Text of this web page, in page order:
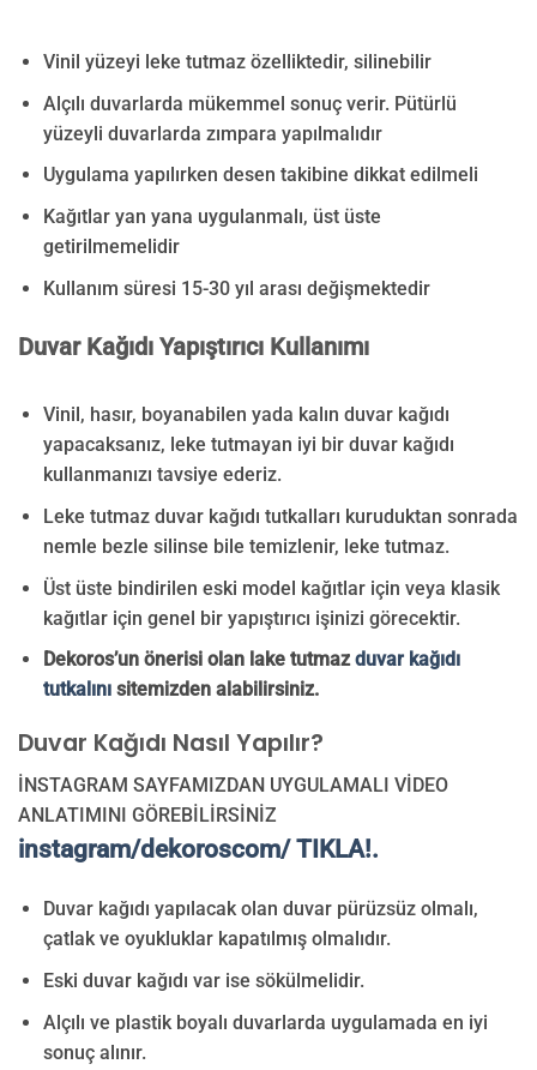
Vinil yüzeyi leke tutmaz özelliktedir, silinebilir
Alçılı duvarlarda mükemmel sonuç verir. Pütürlü
yüzeyli duvarlarda zımpara yapılmalıdır
Uygulama yapılırken desen takibine dikkat edilmeli
Kağıtlar yan yana uygulanmalı, üst üste
getirilmemelidir
Kullanım süresi 15-30 yıl arası değişmektedir
Duvar Kağıdı Yapıştırıcı Kullanımı
Vinil, hasır, boyanabilen yada kalın duvar kağıdı
yapacaksanız, leke tutmayan iyi bir duvar kağıdı
kullanmanızı tavsiye ederiz.
Leke tutmaz duvar kağıdı tutkalları kuruduktan sonrada
nemle bezle silinse bile temizlenir, leke tutmaz.
Üst üste bindirilen eski model kağıtlar için veya klasik
kağıtlar için genel bir yapıştırıcı işinizi görecektir.
Dekoros’un önerisi olan lake tutmazduvar kağıdı
tutkalınısitemizden alabilirsiniz.
Duvar Kağıdı Nasıl Yapılır?
İNSTAGRAM SAYFAMIZDAN UYGULAMALI VİDEO
ANLATIMINI GÖREBİLİRSİNİZ
instagram/dekoroscom/ TIKLA!.
Duvar kağıdı yapılacak olan duvar pürüzsüz olmalı,
çatlak ve oyukluklar kapatılmış olmalıdır.
Eski duvar kağıdı var ise sökülmelidir.
Alçılı ve plastik boyalı duvarlarda uygulamada en iyi
sonuç alınır.